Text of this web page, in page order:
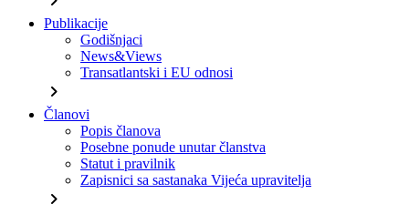
Publikacije
Godišnjaci
News&Views
Transatlantski i EU odnosi
chevron_right
Članovi
Popis članova
Posebne ponude unutar članstva
Statut i pravilnik
Zapisnici sa sastanaka Vijeća upravitelja